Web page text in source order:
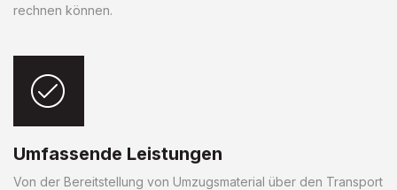
rechnen können.
Umfassende Leistungen
Von der Bereitstellung von Umzugsmaterial über den Transport